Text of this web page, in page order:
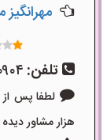
تلفن:
لطفا پس
هزار مشاور دیده ام و کد